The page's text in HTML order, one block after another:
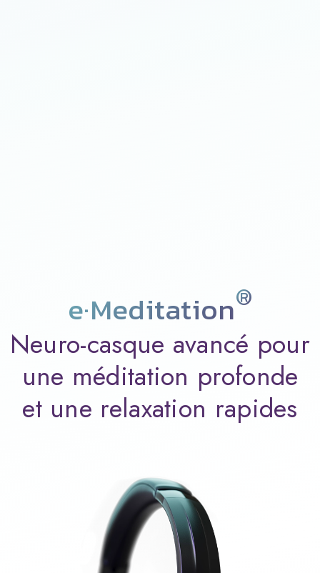
e·Meditation®
Neuro-casque avancé pour
une méditation profonde
et une relaxation rapides